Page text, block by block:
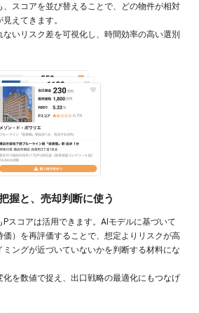
スコアを並び替えることで、どの物件が相対
えてきます。
いリスク差を可視化し、時間効率の高い選別
握と、売却判断に使う
スコアは活用できます。AIモデルに基づいて
）を再評価することで、想定よりリスクが高
ミングが近づいていないかを判断する材料にな
を数値で捉え、出口戦略の最適化にもつなげ